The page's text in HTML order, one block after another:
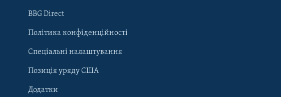
Learning English
МИ В СОЦМЕРЕЖАХ
BBG Direct
Політика конфіденційності
Спеціальні налаштування
Позиція уряду США
Додатки